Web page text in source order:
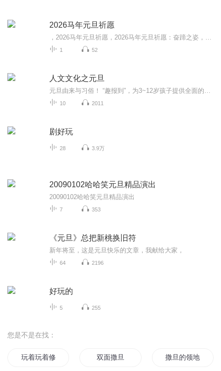
2026马年元旦祈愿
1 52
人文文化之元旦
10 2011
剧好玩
28 3.9万
20090102哈哈笑元旦精品演出
20090102哈哈笑元旦精品演出
7 353
《元旦》总把新桃换旧符
新年将至，这是元旦快乐的文章，我献给大家，
64 2196
好玩的
5 255
您是不是在找：
玩着玩着修了仙 双面撒旦 撒旦的领地